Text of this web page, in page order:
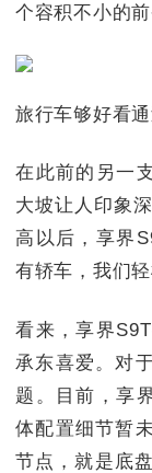
个容积不小的
旅行车够好看
在此前的另一
大坡让人印象
高以后，享界
有轿车，我们
看来，享界
承东喜爱。对
题。目前，享
体配置细节暂
节点，就是底